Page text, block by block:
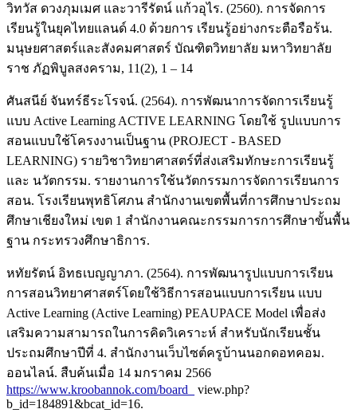
วิทวัส ดวงภุมเมศ และวารีรัตน์ แก้วอุไร. (2560). การจัดการ
เรียนรู้ในยุคไทยแลนด์ 4.0 ด้วยการ เรียนรู้อย่างกระตือรือร้น.
มนุษยศาสตร์และสังคมศาสตร์ บัณฑิตวิทยาลัย มหาวิทยาลัย
ราช ภัฏพิบูลสงคราม, 11(2), 1 – 14
ศันสนีย์ จันทร์ธีระโรจน์. (2564). การพัฒนาการจัดการเรียนรู้
แบบ Active Learning ACTIVE LEARNING โดยใช้ รูปแบบการ
สอนแบบใช้โครงงานเป็นฐาน (PROJECT - BASED
LEARNING) รายวิชาวิทยาศาสตร์ที่ส่งเสริมทักษะการเรียนรู้
และ นวัตกรรม. รายงานการใช้นวัตกรรมการจัดการเรียนการ
สอน. โรงเรียนพุทธิโศภน สำนักงานเขตพื้นที่การศึกษาประถม
ศึกษาเชียงใหม่ เขต 1 สำนักงานคณะกรรมการการศึกษาขั้นพื้น
ฐาน กระทรวงศึกษาธิการ.
หทัยรัตน์ อิทธเบญญาภา. (2564). การพัฒนารูปแบบการเรียน
การสอนวิทยาศาสตร์โดยใช้วิธีการสอนแบบการเรียน แบบ
Active Learning (Active Learning) PEAUPACE Model เพื่อส่ง
เสริมความสามารถในการคิดวิเคราะห์ สำหรับนักเรียนชั้น
ประถมศึกษาปีที่ 4. สำนักงานเว็บไซต์ครูบ้านนอกดอทคอม.
ออนไลน์. สืบค้นเมื่อ 14 มกราคม 2566
https://www.kroobannok.com/board_
view.php?
b_id=184891&bcat_id=16.